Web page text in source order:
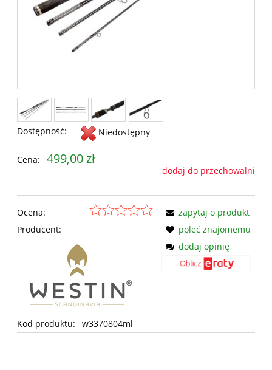
Dostępność: Niedostępny
Cena: 499,00 zł
dodaj do przechowalni
Ocena:
Producent:
Kod produktu: w3370804ml
zapytaj o produkt
poleć znajomemu
dodaj opinię